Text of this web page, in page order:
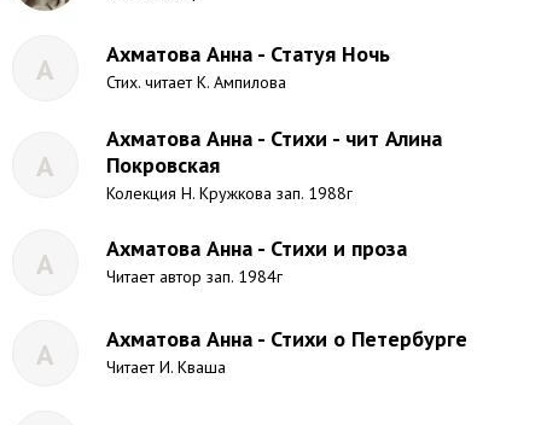
А Ахматова Анна - Статуя Ночь
Стих. читает К. Ампилова
А
Ахматова Анна - Стихи - чит Алина
Покровская
Колекция Н. Кружкова зап. 1988г
А Ахматова Анна - Стихи и проза
Читает автор зап. 1984г
А Ахматова Анна - Стихи о Петербурге
Читает И. Кваша